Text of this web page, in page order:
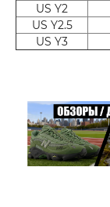
US Y2
US Y2.5
US Y3